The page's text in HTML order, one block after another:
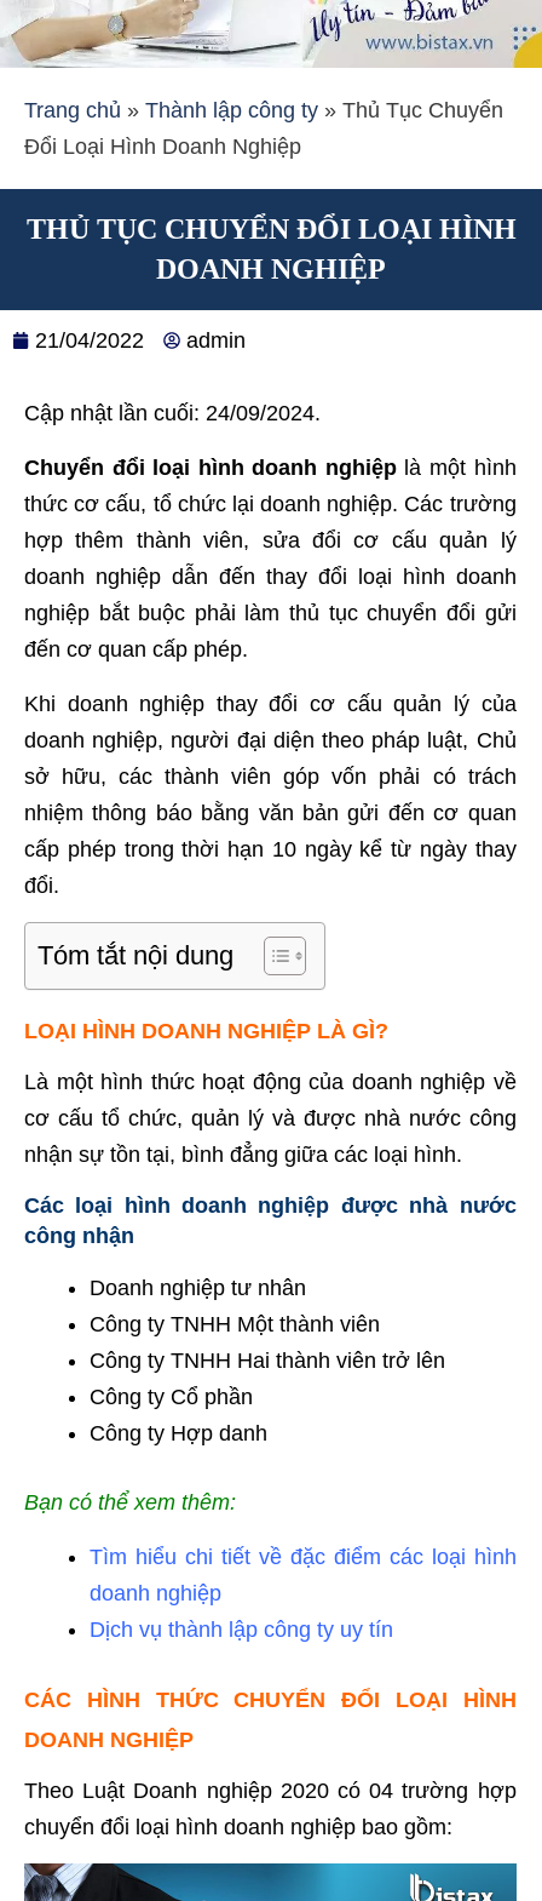
Trang chủ » Thành lập công ty » Thủ Tục Chuyển
Đổi Loại Hình Doanh Nghiệp
THỦ TỤC CHUYỂN ĐỔI LOẠI HÌNH
DOANH NGHIỆP
21/04/2022 admin
Cập nhật lần cuối: 24/09/2024.
Chuyển đổi loại hình doanh nghiệplà một hình
thức cơ cấu, tổ chức lại doanh nghiệp. Các trường
hợp thêm thành viên, sửa đổi cơ cấu quản lý
doanh nghiệp dẫn đến thay đổi loại hình doanh
nghiệp bắt buộc phải làm thủ tục chuyển đổi gửi
đến cơ quan cấp phép.
Khi doanh nghiệp thay đổi cơ cấu quản lý của
doanh nghiệp, người đại diện theo pháp luật, Chủ
sở hữu, các thành viên góp vốn phải có trách
nhiệm thông báo bằng văn bản gửi đến cơ quan
cấp phép trong thời hạn 10 ngày kể từ ngày thay
đổi.
Tóm tắt nội dung
LOẠI HÌNH DOANH NGHIỆP LÀ GÌ?
Là một hình thức hoạt động của doanh nghiệp về
cơ cấu tổ chức, quản lý và được nhà nước công
nhận sự tồn tại, bình đẳng giữa các loại hình.
Các loại hình doanh nghiệp được nhà nước
công nhận
Doanh nghiệp tư nhân
Công ty TNHH Một thành viên
Công ty TNHH Hai thành viên trở lên
Công ty Cổ phần
Công ty Hợp danh
Bạn có thể xem thêm:
Tìm hiểu chi tiết về đặc điểm các loại hình
doanh nghiệp
Dịch vụ thành lập công ty uy tín
CÁC HÌNH THỨC CHUYỂN ĐỔI LOẠI HÌNH
DOANH NGHIỆP
Theo Luật Doanh nghiệp 2020 có 04 trường hợp
chuyển đổi loại hình doanh nghiệp bao gồm: